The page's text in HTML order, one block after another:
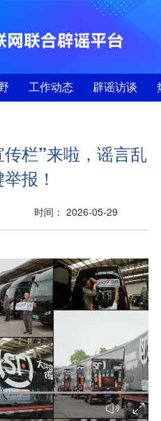
工作动态 辟谣访谈
栏”来啦，谣言乱
报！
时间： 2026-05-29